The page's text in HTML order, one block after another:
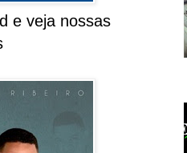
e veja nossas